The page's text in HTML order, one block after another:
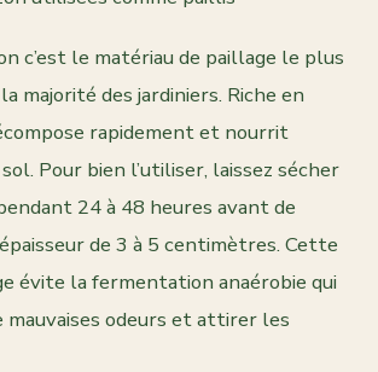
c’est le matériau de paillage le plus
majorité des jardiniers. Riche en
rapidement et nourrit
Pour bien l’utiliser, laissez sécher
24 à 48 heures avant de
de 3 à 5 centimètres. Cette
évite la fermentation anaérobie qui
mauvaises odeurs et attirer les